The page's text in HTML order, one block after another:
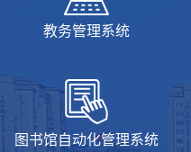
教务管理系统
图书馆自动化管理系统